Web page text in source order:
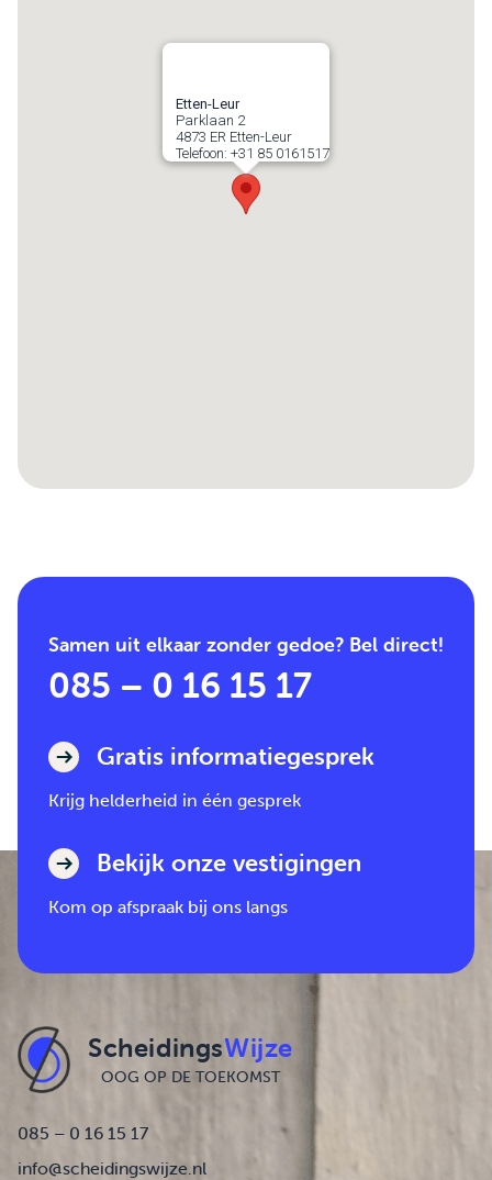
Etten-Leur
Parklaan 2
4873 ER Etten-Leur
Telefoon: +31 85 0161517
Samen uit elkaar zonder gedoe? Bel direct!
085 – 0 16 15 17
Gratis informatiegesprek
Krijg helderheid in één gesprek
Bekijk onze vestigingen
Kom op afspraak bij ons langs
ScheidingsWijze
OOG OP DE TOEKOMST
085 – 0 16 15 17
info@scheidingswijze.nl